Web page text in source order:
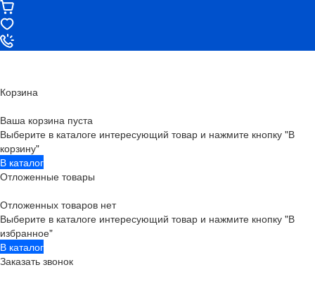
Корзина
Ваша корзина пуста
Выберите в каталоге интересующий товар и нажмите кнопку "В
корзину"
В каталог
Отложенные товары
Отложенных товаров нет
Выберите в каталоге интересующий товар и нажмите кнопку "В
избранное"
В каталог
Заказать звонок